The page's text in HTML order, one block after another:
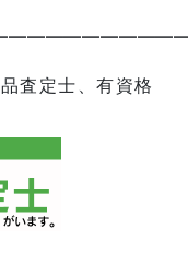
査定士、有資格